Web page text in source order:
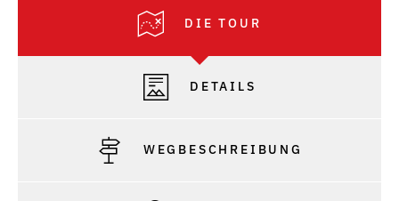
DIE TOUR
DETAILS
WEGBESCHREIBUNG